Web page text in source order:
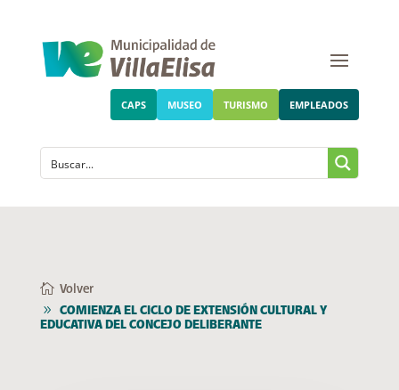
CAPS MUSEO TURISMO EMPLEADOS
Volver
COMIENZA EL CICLO DE EXTENSIÓN CULTURAL Y
EDUCATIVA DEL CONCEJO DELIBERANTE